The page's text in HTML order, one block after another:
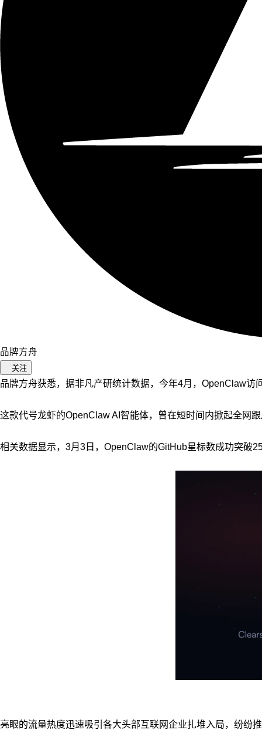
品牌方舟
关注
品牌方舟获悉，据非凡产研统计数据，今年4月，OpenClaw访
这款代号龙虾的OpenClaw AI智能体，曾在短时间内掀起全网
相关数据显示，3月3日，OpenClaw的GitHub星标数成功突破
亮眼的流量热度迅速吸引各大头部互联网企业扎堆入局，纷纷